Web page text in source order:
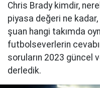
Chris Brady kimdir,
piyasa değeri ne
şuan hangi takımda
futbolseverlerin
soruların 2023 güncel
derledik.